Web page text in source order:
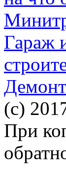
Гараж
(c)
При